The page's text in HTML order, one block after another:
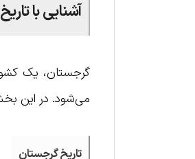
آشنایی با
گرجستان، یک
می‌شود. در این
تاریخ گرجستان